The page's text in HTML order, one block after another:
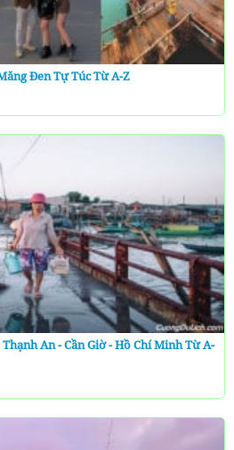
Đen Tự Túc Từ A-Z
An - Cần Giờ - Hồ Chí Minh Từ A-